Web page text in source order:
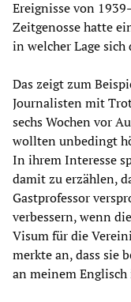
Ereignisse von
Zeitgenosse hatte
in welcher Lage
Das zeigt zum
Journalisten mit
sechs Wochen vor
wollten unbedingt
In ihrem Interesse
damit zu erzählen,
Gastprofessor
verbessern, wenn
Visum für die
merkte an, dass sie
an meinem